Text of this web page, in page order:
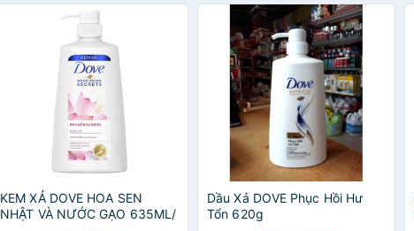
KEM XẢ DOVE HOA SEN
NHẬT VÀ NƯỚC GẠO 635ML/
Dầu Xả DOVE Phục Hồi Hư
Tổn 620g